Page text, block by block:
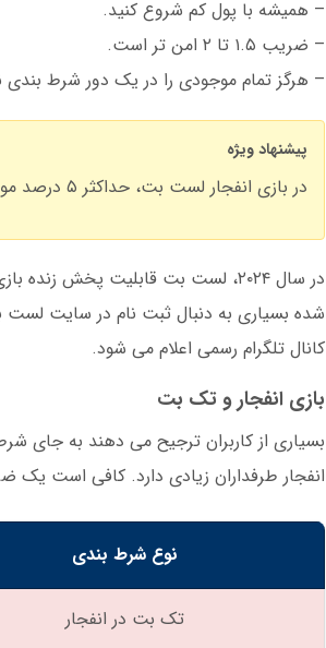
– همیشه با پول کم شروع کنید.
– ضریب ۱.۵ تا ۲ امن تر است.
– هرگز تمام موجودی را در یک دور شرط بندی
پیشنهاد ویژه
در بازی انفجار لست بت، حداکثر ۵ درصد موجودی کل را در هر دور شرط بندی کنید. این کار از ضرر های سنگین جلوگیری می کند.
در سال ۲۰۲۴، لست بت قابلیت پخش
شده بسیاری به دنبال ثبت نام در سایت
کانال تلگرام رسمی اعلام می شود.
بازی انفجار و تک بت
بسیاری از کاربران ترجیح می دهند به جای
انفجار طرفداران زیادی دارد. کافی است یک
نوع شرط بندی
تک بت در انفجار